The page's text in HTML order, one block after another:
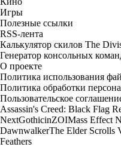
Игры
Полезные ссылки
RSS-лента
Калькулятор скилов The
Генератор консольных
О проекте
Политика использования
Политика обработки
Пользовательское
Assassin's Creed: Black Flag
NextGothicinZOIMass Effect
DawnwalkerThe Elder Scrolls
Feathers